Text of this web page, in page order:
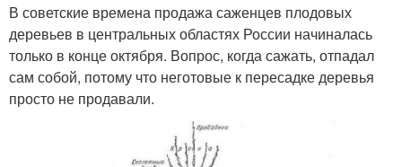
В советские времена продажа саженцев плодовых
деревьев в центральных областях России начиналась
только в конце октября. Вопрос, когда сажать, отпадал
сам собой, потому что неготовые к пересадке деревья
просто не продавали.